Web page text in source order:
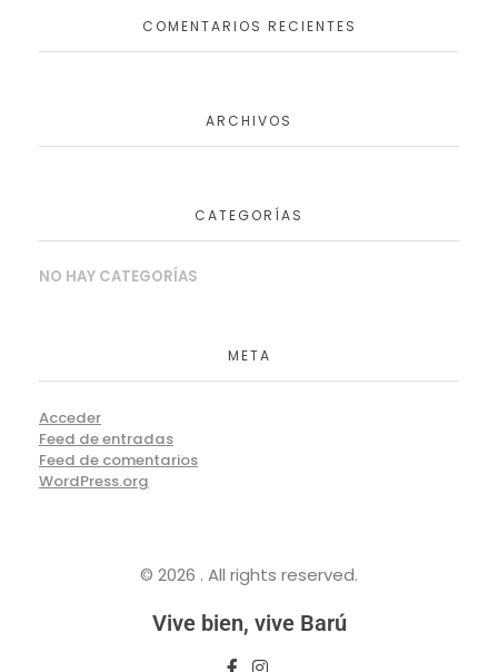
COMENTARIOS RECIENTES
ARCHIVOS
CATEGORÍAS
NO HAY CATEGORÍAS
META
Acceder
Feed de entradas
Feed de comentarios
WordPress.org
© 2026 . All rights reserved.
Vive bien, vive Barú